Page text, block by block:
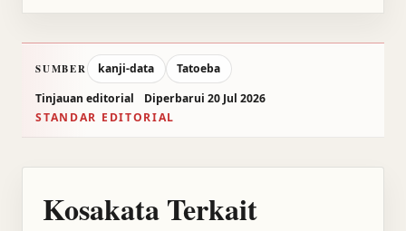
SUMBER kanji-data
Tatoeba
Tinjauan editorial
Diperbarui 20 Jul 2026
STANDAR EDITORIAL
Kosakata Terkait